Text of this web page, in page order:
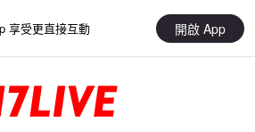
享受更直接互動 開啟 App